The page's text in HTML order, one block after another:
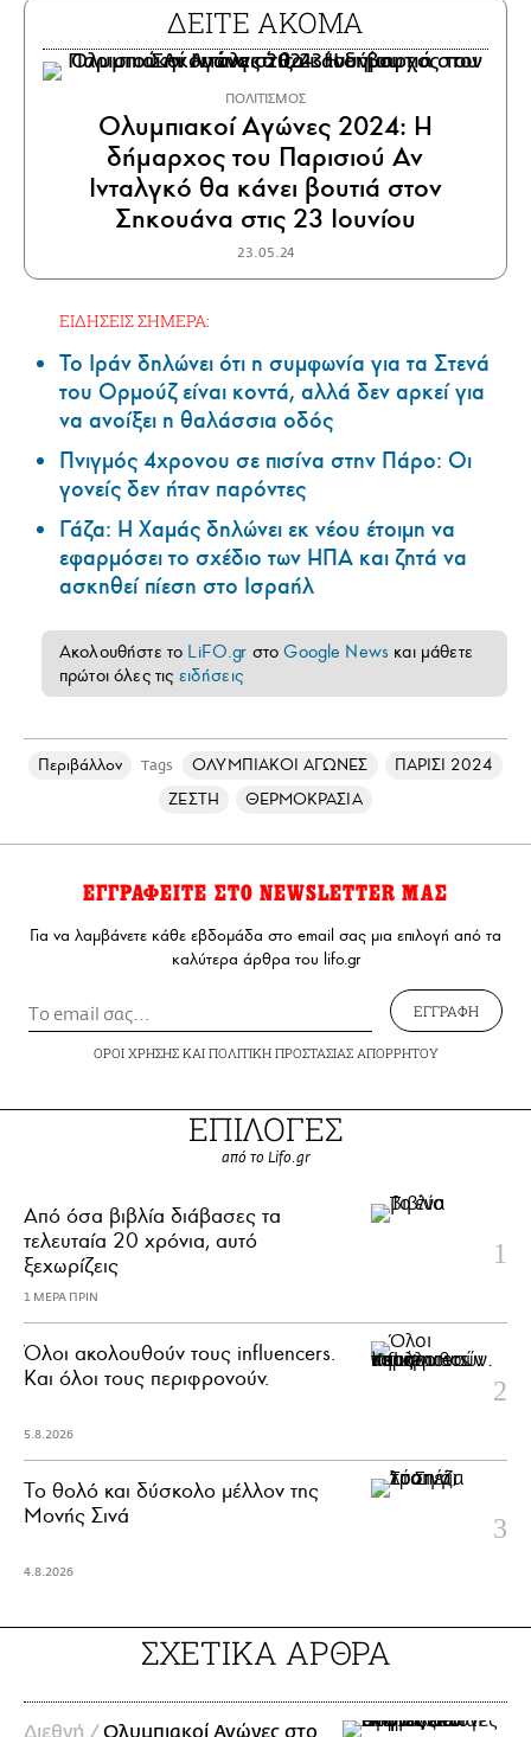
ΔΕΙΤΕ ΑΚΟΜΑ
ΠΟΛΙΤΙΣΜΟΣ
Ολυμπιακοί Αγώνες 2024: Η
δήμαρχος του Παρισιού Αν
Ινταλγκό θα κάνει βουτιά στον
Σηκουάνα στις 23 Ιουνίου
23.05.24
ΕΙΔΗΣΕΙΣ ΣΗΜΕΡΑ:
Το Ιράν δηλώνει ότι η συμφωνία για τα Στενά
του Ορμούζ είναι κοντά, αλλά δεν αρκεί για
να ανοίξει η θαλάσσια οδός
Πνιγμός 4χρονου σε πισίνα στην Πάρο: Οι
γονείς δεν ήταν παρόντες
Γάζα: Η Χαμάς δηλώνει εκ νέου έτοιμη να
εφαρμόσει το σχέδιο των ΗΠΑ και ζητά να
ασκηθεί πίεση στο Ισραήλ
Ακολουθήστε το LiFO.gr στοGoogle News και μάθετε
πρώτοι όλες τις ειδήσεις
Περιβάλλον Tags ΟΛΥΜΠΙΑΚΟΙ ΑΓΩΝΕΣ
ΠΑΡΙΣΙ 2024
ΖΕΣΤΗ
ΘΕΡΜΟΚΡΑΣΙΑ
ΕΓΓΡΑΦΕΙΤΕ ΣΤΟ NEWSLETTER ΜΑΣ
Για να λαμβάνετε κάθε εβδομάδα στο email σας μια επιλογή από τα
καλύτερα άρθρα του lifo.gr
ΕΓΓΡΑΦΗ
ΟΡΟΙ ΧΡΗΣΗΣΚΑΙ ΠΟΛΙΤΙΚΗ ΠΡΟΣΤΑΣΙΑΣ ΑΠΟΡΡΗΤΟΥ
ΕΠΙΛΟΓΕΣ
από το Lifo.gr
Από όσα βιβλία διάβασες τα
τελευταία 20 χρόνια, αυτό
ξεχωρίζεις
1 ΜΕΡΑ ΠΡΙΝ
Όλοι ακολουθούν τους influencers.
Και όλοι τους περιφρονούν.
5.8.2026
Το θολό και δύσκολο μέλλον της
Μονής Σινά
4.8.2026
ΣΧΕΤΙΚΑ ΑΡΘΡΑ
Διεθνή /Ολυμπιακοί Αγώνες στο